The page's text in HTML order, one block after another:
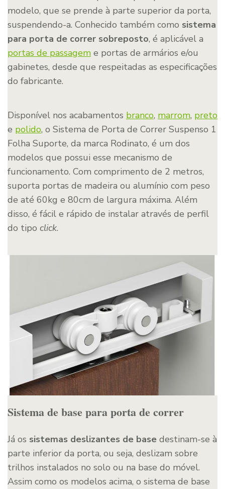
modelo, que se prende à parte superior da porta,
suspendendo-a. Conhecido também como sistema
para porta de correr sobreposto, é aplicável a
portas de passagem e portas de armários e/ou
gabinetes, desde que respeitadas as especificações
do fabricante.
Disponível nos acabamentos branco, marrom, preto
e polido, o Sistema de Porta de Correr Suspenso 1
Folha Suporte, da marca Rodinato, é um dos
modelos que possui esse mecanismo de
funcionamento. Com comprimento de 2 metros,
suporta portas de madeira ou alumínio com peso
de até 60kg e 80cm de largura máxima. Além
disso, é fácil e rápido de instalar através de perfil
do tipo click.
Sistema de base para porta de correr
Já os sistemas deslizantes de base destinam-se à
parte inferior da porta, ou seja, deslizam sobre
trilhos instalados no solo ou na base do móvel.
Assim como os modelos acima, o sistema de base